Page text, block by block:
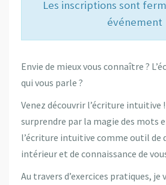
Les inscriptions sont
événement
Envie de mieux vous connaître ?
qui vous parle ?
Venez découvrir l’écriture intuitive
surprendre par la magie des mots
l’écriture intuitive comme outil de
intérieur et de connaissance de
Au travers d’exercices pratiques, je